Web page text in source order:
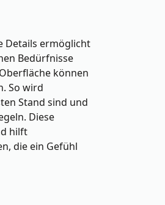
Details ermöglicht
Bedürfnisse
können
So wird
Stand sind und
Diese
hilft
die ein Gefühl